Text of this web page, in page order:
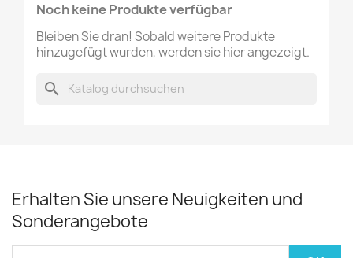
Noch keine Produkte verfügbar
Bleiben Sie dran! Sobald weitere Produkte
hinzugefügt wurden, werden sie hier angezeigt.
search
Erhalten Sie unsere Neuigkeiten und
Sonderangebote